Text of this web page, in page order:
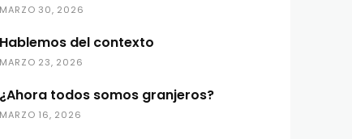
MARZO 30, 2026
Hablemos del contexto
MARZO 23, 2026
¿Ahora todos somos granjeros?
MARZO 16, 2026